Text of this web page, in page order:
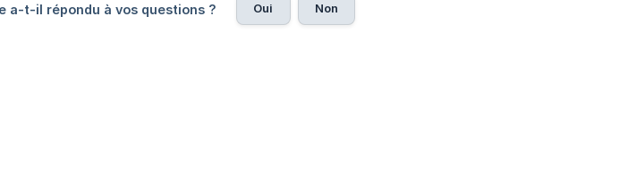
a-t-il répondu à vos questions ? Oui Non